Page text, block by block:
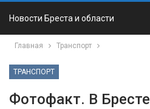
Новости Бреста и области
Главная Транспорт
ТРАНСПОРТ
Фотофакт. В Бресте